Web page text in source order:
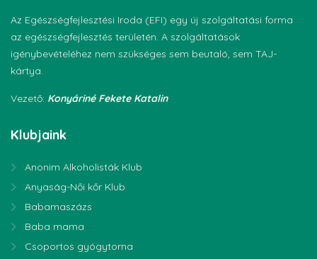
Az Egészségfejlesztési Iroda (EFI) egy új szolgáltatási forma
az egészségfejlesztés területén. A szolgáltatások
igénybevételéhez nem szükséges sem beutaló, sem TAJ-
kártya.
Vezető: Konyáriné Fekete Katalin
Klubjaink
Anonim Alkoholisták Klub
Anyaság-Női kőr Klub
Babamaszázs
Baba mama
Csoportos gyógytorna